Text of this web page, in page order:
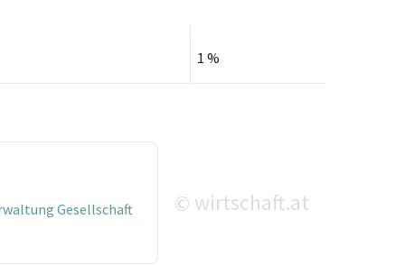
1 %
Gesellschaft
© wirtschaft.at